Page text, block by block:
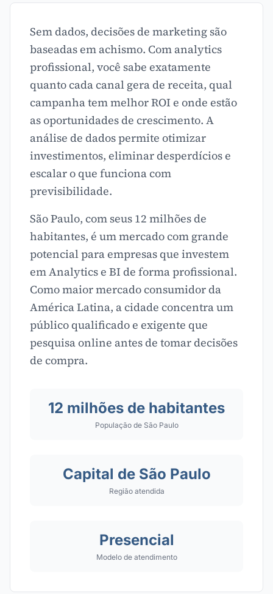
Sem dados, decisões de marketing são
baseadas em achismo. Com analytics
profissional, você sabe exatamente
quanto cada canal gera de receita, qual
campanha tem melhor ROI e onde estão
as oportunidades de crescimento. A
análise de dados permite otimizar
investimentos, eliminar desperdícios e
escalar o que funciona com
previsibilidade.
São Paulo, com seus 12 milhões de
habitantes, é um mercado com grande
potencial para empresas que investem
em Analytics e BI de forma profissional.
Como maior mercado consumidor da
América Latina, a cidade concentra um
público qualificado e exigente que
pesquisa online antes de tomar decisões
de compra.
12 milhões de habitantes
População de São Paulo
Capital de São Paulo
Região atendida
Presencial
Modelo de atendimento